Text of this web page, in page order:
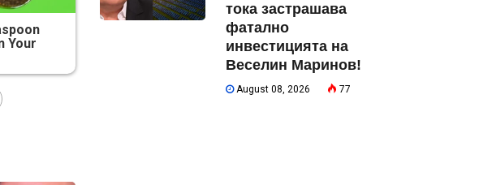
Your
тока застрашава
фатално
инвестицията на
Веселин Маринов!
August 08, 2026 77